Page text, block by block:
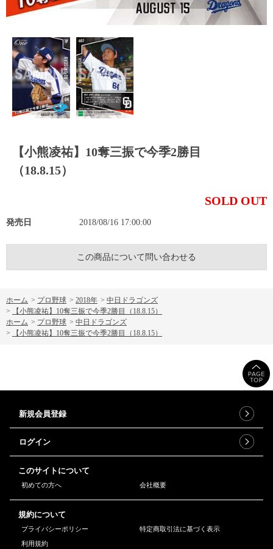
【小熊凌祐】10奪三振で今季2勝目
（18.8.15）
SOLD OUT
発売日 2018/08/16 17:00:00
この商品について問い合わせる
ホーム > プロ野球 > 2018年 > 中日ドラゴンズ
>
【小熊凌祐】10奪三振で今季2勝目（18.8.15）
ホーム > プロ野球 > 中日ドラゴンズ
>
【小熊凌祐】10奪三振で今季2勝目（18.8.15）
新規会員登録
ログイン
このサイトについて
初めての方へ 会社概要
規約について
プライバシーポリシー
特定商取引法に基づく表示
利用規約